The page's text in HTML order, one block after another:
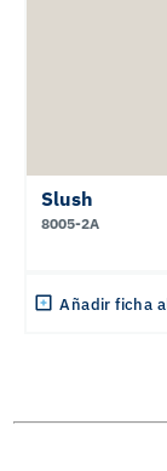
Slush
8005-2A
Añadir ficha